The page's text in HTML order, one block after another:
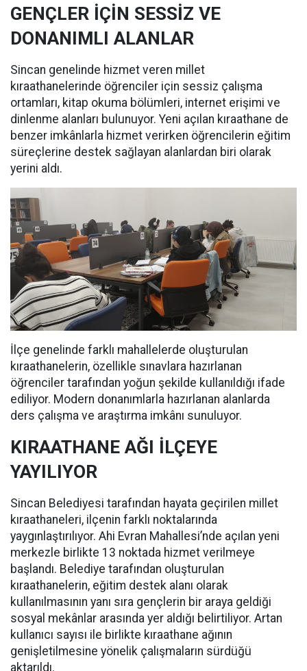
GENÇLER İÇİN SESSİZ VE
DONANIMLI ALANLAR
Sincan genelinde hizmet veren millet
kıraathanelerinde öğrenciler için sessiz çalışma
ortamları, kitap okuma bölümleri, internet erişimi ve
dinlenme alanları bulunuyor. Yeni açılan kıraathane de
benzer imkânlarla hizmet verirken öğrencilerin eğitim
süreçlerine destek sağlayan alanlardan biri olarak
yerini aldı.
İlçe genelinde farklı mahallelerde oluşturulan
kıraathanelerin, özellikle sınavlara hazırlanan
öğrenciler tarafından yoğun şekilde kullanıldığı ifade
ediliyor. Modern donanımlarla hazırlanan alanlarda
ders çalışma ve araştırma imkânı sunuluyor.
KIRAATHANE AĞI İLÇEYE
YAYILIYOR
Sincan Belediyesi tarafından hayata geçirilen millet
kıraathaneleri, ilçenin farklı noktalarında
yaygınlaştırılıyor. Ahi Evran Mahallesi’nde açılan yeni
merkezle birlikte 13 noktada hizmet verilmeye
başlandı. Belediye tarafından oluşturulan
kıraathanelerin, eğitim destek alanı olarak
kullanılmasının yanı sıra gençlerin bir araya geldiği
sosyal mekânlar arasında yer aldığı belirtiliyor. Artan
kullanıcı sayısı ile birlikte kıraathane ağının
genişletilmesine yönelik çalışmaların sürdüğü
aktarıldı.